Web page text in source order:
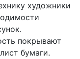
художники
покрывают
бумаги.